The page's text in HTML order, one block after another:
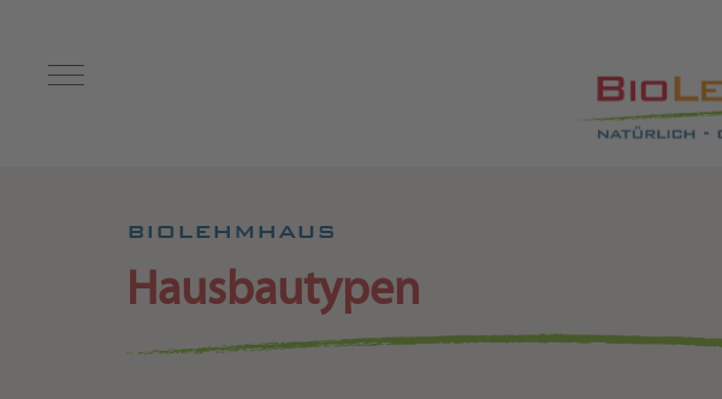
Mobile Menu Toggle
BIOLEHMHAUS
Hausbautypen